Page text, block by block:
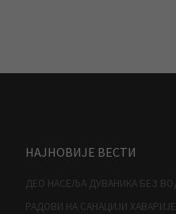
НАЈНОВИЈЕ ВЕСТИ
ДЕО НАСЕЉА ДУВАНИКА БЕЗ
РАДОВИ НА САНАЦИЈИ